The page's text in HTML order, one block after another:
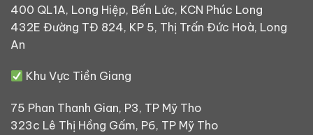
400 QL1A, Long Hiệp, Bến Lức, KCN Phúc Long
432E Đường TĐ 824, KP 5, Thị Trấn Đức Hoà, Long
An
Khu Vực Tiền Giang
75 Phan Thanh Gian, P3, TP Mỹ Tho
323c Lê Thị Hồng Gấm, P6, TP Mỹ Tho